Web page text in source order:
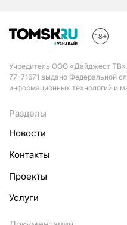
Учредитель ООО «Дайджест
77-71671 выдано Федеральной
информационных технологий и
Разделы
Новости
Контакты
Проекты
Услуги